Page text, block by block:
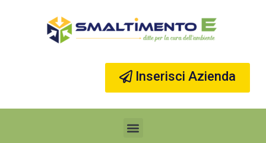
Inserisci Azienda